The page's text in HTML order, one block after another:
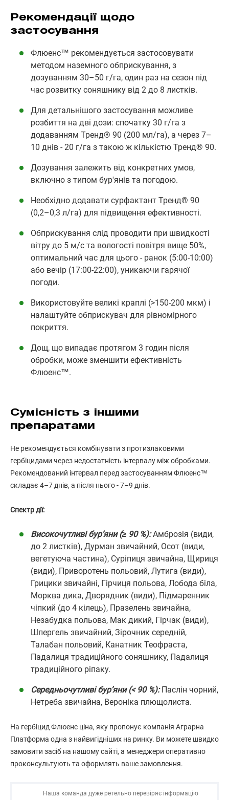
Рекомендації щодо
застосування
Флюенс™ рекомендується застосовувати
методом наземного обприскування, з
дозуванням 30–50 г/га, один раз на сезон під
час розвитку соняшнику від 2 до 8 листків.
Для детальнішого застосування можливе
розбиття на дві дози: спочатку 30 г/га з
додаванням Тренд® 90 (200 мл/га), а через 7–
10 днів - 20 г/га з такою ж кількістю Тренд® 90.
Дозування залежить від конкретних умов,
включно з типом бур'янів та погодою.
Необхідно додавати сурфактант Тренд® 90
(0,2–0,3 л/га) для підвищення ефективності.
Обприскування слід проводити при швидкості
вітру до 5 м/с та вологості повітря вище 50%,
оптимальний час для цього - ранок (5:00-10:00)
або вечір (17:00-22:00), уникаючи гарячої
погоди.
Використовуйте великі краплі (>150-200 мкм) і
налаштуйте обприскувач для рівномірного
покриття.
Дощ, що випадає протягом 3 годин після
обробки, може зменшити ефективність
Флюенс™.
Сумісність з іншими
препаратами
Не рекомендується комбінувати з протизлаковими
гербіцидами через недостатність інтервалу між обробками.
Рекомендований інтервал перед застосуванням Флюенс™
складає 4–7 днів, а після нього - 7–9 днів.
Спектр дії:
Високочутливі бур’яни (≥ 90 %): Амброзія (види,
до 2 листків), Дурман звичайний, Осот (види,
вегетуюча частина), Суріпиця звичайна, Щириця
(види), Приворотень польовий, Лутига (види),
Грицики звичайні, Гірчиця польова, Лобода біла,
Морква дика, Дворядник (види), Підмаренник
чіпкий (до 4 кілець), Празелень звичайна,
Незабудка польова, Мак дикий, Гірчак (види),
Шпергель звичайний, Зірочник середній,
Талабан польовий, Канатник Теофраста,
Падалиця традиційного соняшнику, Падалиця
традиційного ріпаку.
Середньочутливі бур’яни (< 90 %): Паслін чорний,
Нетреба звичайна, Вероніка плющолиста.
На гербіцид Флюенс ціна, яку пропонує компанія Аграрна
Платформа одна з найвигідніших на ринку. Ви можете швидко
замовити засіб на нашому сайті, а менеджери оперативно
проконсультують та оформлять ваше замовлення.
Наша команда дуже ретельно перевіряє інформацію